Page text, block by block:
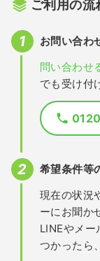
ご利用の流
お問い合わ
問い合わせ
でも受け付
希望条件等
現在の状況
ーにお聞か
LINEやメ
つかったら